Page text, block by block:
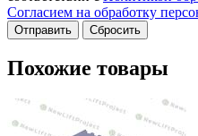
Согласием на обработку
Сбросить
Похожие товары